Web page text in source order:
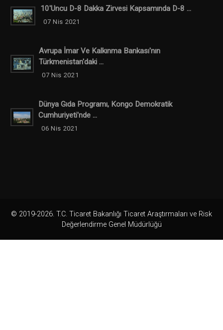
10'uncu D-8 Dakka Zirvesi Kapsamında D-8 ...
07 Nis 2021
Avrupa İmar Ve Kalkınma Bankası'nın
Türkmenistan'daki ...
07 Nis 2021
Dünya Gıda Programı, Kongo Demokratik
Cumhuriyeti'nde ...
06 Nis 2021
© 2019-2026. T.C. Ticaret Bakanlığı Ticaret Araştırmaları ve Risk
Değerlendirme Genel Müdürlüğü